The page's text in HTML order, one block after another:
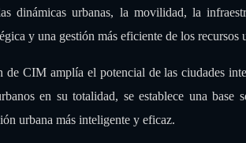
en ciudades inteligentes refuerza la toma de
dinámicas urbanas, la movilidad, la
de CIM amplía el potencial de las ciudades
en su totalidad, se establece una base